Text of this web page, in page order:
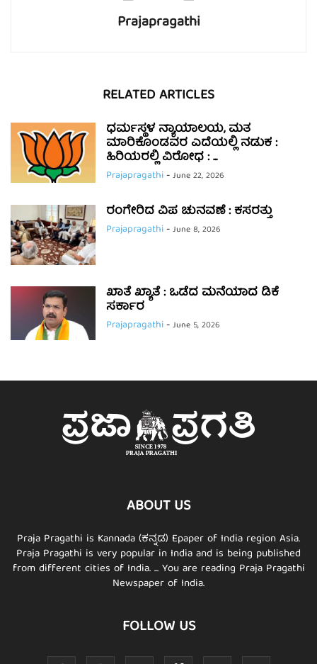
Prajapragathi
RELATED ARTICLES
ಧರ್ಮಸ್ಥಳ ನ್ಯಾಯಾಲಯ, ಮತ
ಮಾರಿಕೊಂಡವರ ಎದೆಯಲ್ಲಿ ನಡುಕ :
ಹಿರಿಯರಲ್ಲಿ ವಿರೋಧ : ...
Prajapragathi-June 22, 2026
ರಂಗೇರಿದ ವಿಪ ಚುನವಣೆ : ಕಸರತ್ತು
Prajapragathi-June 8, 2026
ಖಾತೆ ಖ್ಯಾತೆ : ಒಡೆದ ಮನೆಯಾದ ಡಿಕೆ
ಸರ್ಕಾರ
Prajapragathi-June 5, 2026
ABOUT US
Praja Pragathi is Kannada (ಕನ್ನಡ) Epaper of India region Asia.
Praja Pragathi is very popular in India and is being published
from different cities of India. ... You are reading Praja Pragathi
Newspaper of India.
FOLLOW US